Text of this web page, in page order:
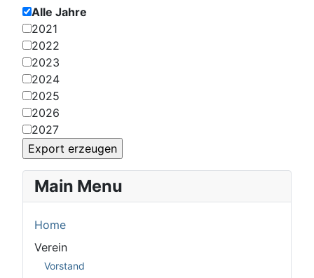
Alle Jahre
2021
2022
2023
2024
2025
2026
2027
Main Menu
Home
Verein
Vorstand